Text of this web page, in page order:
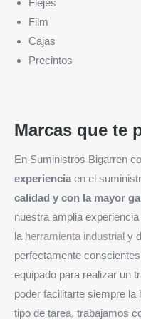
Flejes
Film
Cajas
Precintos
Marcas que te
En Suministros Bigarren
experiencia en el
calidad y con la mayor
nuestra amplia
la herramienta industrial y
perfectamente
equipado para realizar un
poder facilitarte siempre
tipo de tarea, trabajamos